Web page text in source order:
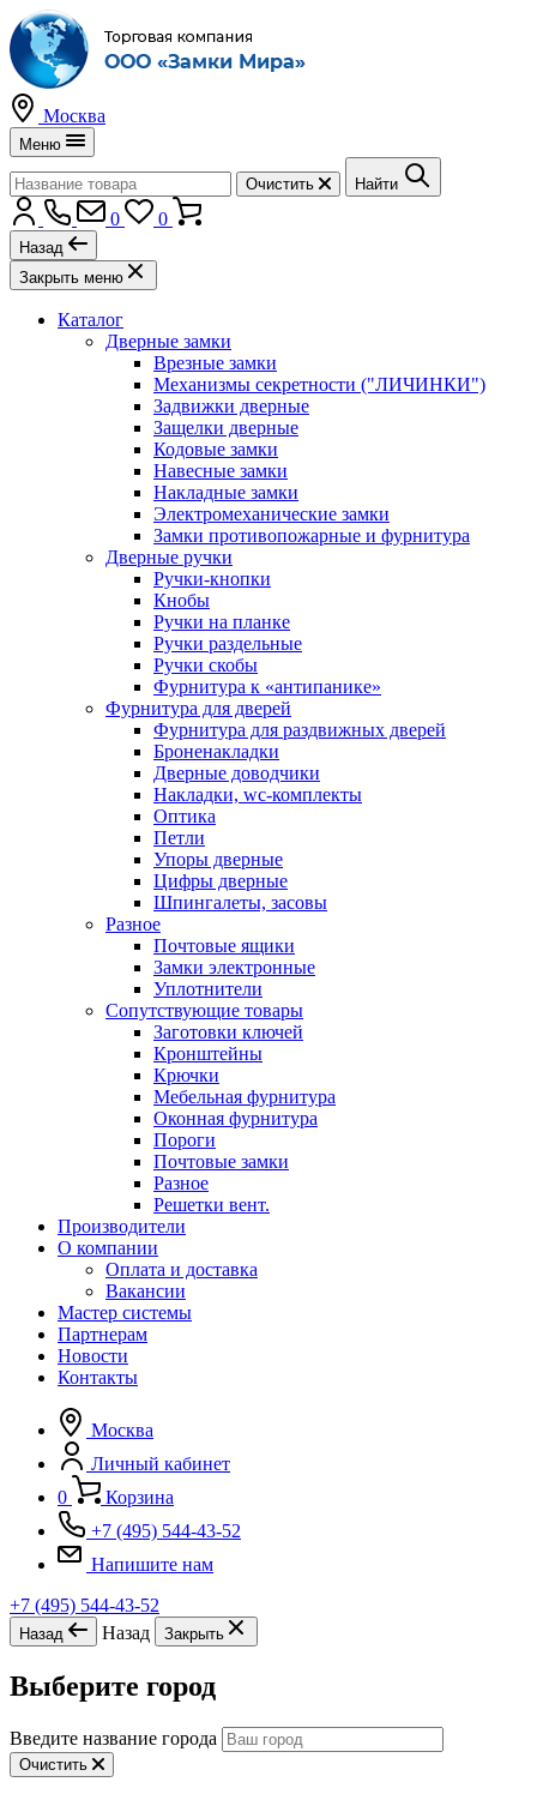
Москва
Меню
Очистить Найти
0 0
Назад
Закрыть меню
Каталог
Дверные замки
Врезные замки
Механизмы секретности ("ЛИЧИНКИ")
Задвижки дверные
Защелки дверные
Кодовые замки
Навесные замки
Накладные замки
Электромеханические замки
Замки противопожарные и фурнитура
Дверные ручки
Ручки-кнопки
Кнобы
Ручки на планке
Ручки раздельные
Ручки скобы
Фурнитура к «антипанике»
Фурнитура для дверей
Фурнитура для раздвижных дверей
Броненакладки
Дверные доводчики
Накладки, wc-комплекты
Оптика
Петли
Упоры дверные
Цифры дверные
Шпингалеты, засовы
Разное
Почтовые ящики
Замки электронные
Уплотнители
Сопутствующие товары
Заготовки ключей
Кронштейны
Крючки
Мебельная фурнитура
Оконная фурнитура
Пороги
Почтовые замки
Разное
Решетки вент.
Производители
О компании
Оплата и доставка
Вакансии
Мастер системы
Партнерам
Новости
Контакты
Москва
Личный кабинет
0
Корзина
+7 (495) 544-43-52
Напишите нам
+7 (495) 544-43-52
Назад Назад Закрыть
Выберите город
Введите название города
Очистить